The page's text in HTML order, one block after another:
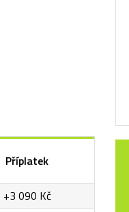
Příplatek
+3 090 Kč